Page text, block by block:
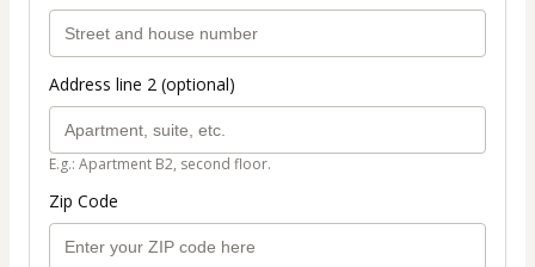
Address line 2 (optional)
E.g.: Apartment B2, second floor.
Zip Code